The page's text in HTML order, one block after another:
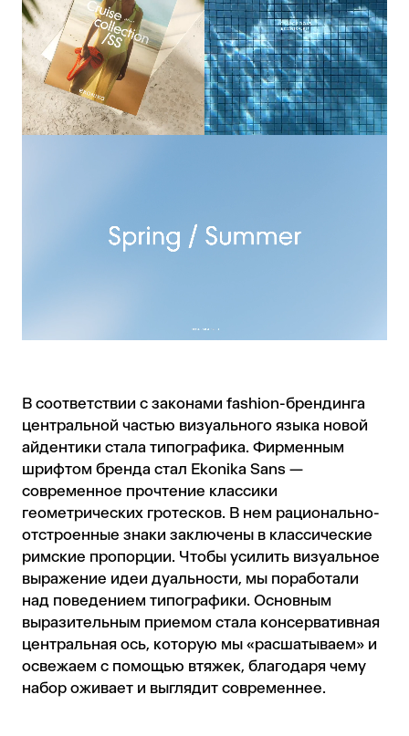
В соответствии с законами fashion-брендинга
центральной частью визуального языка новой
айдентики стала типографика. Фирменным
шрифтом бренда стал Ekonika Sans —
современное прочтение классики
геометрических гротесков. В нем рационально-
отстроенные знаки заключены в классические
римские пропорции. Чтобы усилить визуальное
выражение идеи дуальности, мы поработали
над поведением типографики. Основным
выразительным приемом стала консервативная
центральная ось, которую мы «расшатываем» и
освежаем с помощью втяжек, благодаря чему
набор оживает и выглядит современнее.